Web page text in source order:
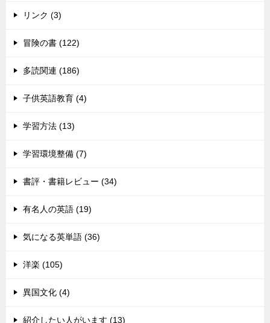
リンク (3)
冒険の書 (122)
多読関連 (186)
子供英語教育 (4)
学習方法 (13)
学習環境整備 (7)
書評・書籍レビュー (34)
有名人の英語 (19)
気になる英単語 (36)
洋楽 (105)
異国文化 (4)
紹介したい人がいます (13)